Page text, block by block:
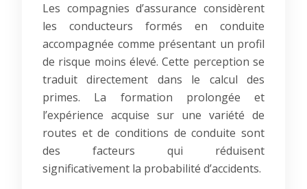
Les compagnies d’assurance considèrent
les conducteurs formés en conduite
accompagnée comme présentant un profil
de risque moins élevé. Cette perception se
traduit directement dans le calcul des
primes. La formation prolongée et
l’expérience acquise sur une variété de
routes et de conditions de conduite sont
des facteurs qui réduisent
significativement la probabilité d’accidents.